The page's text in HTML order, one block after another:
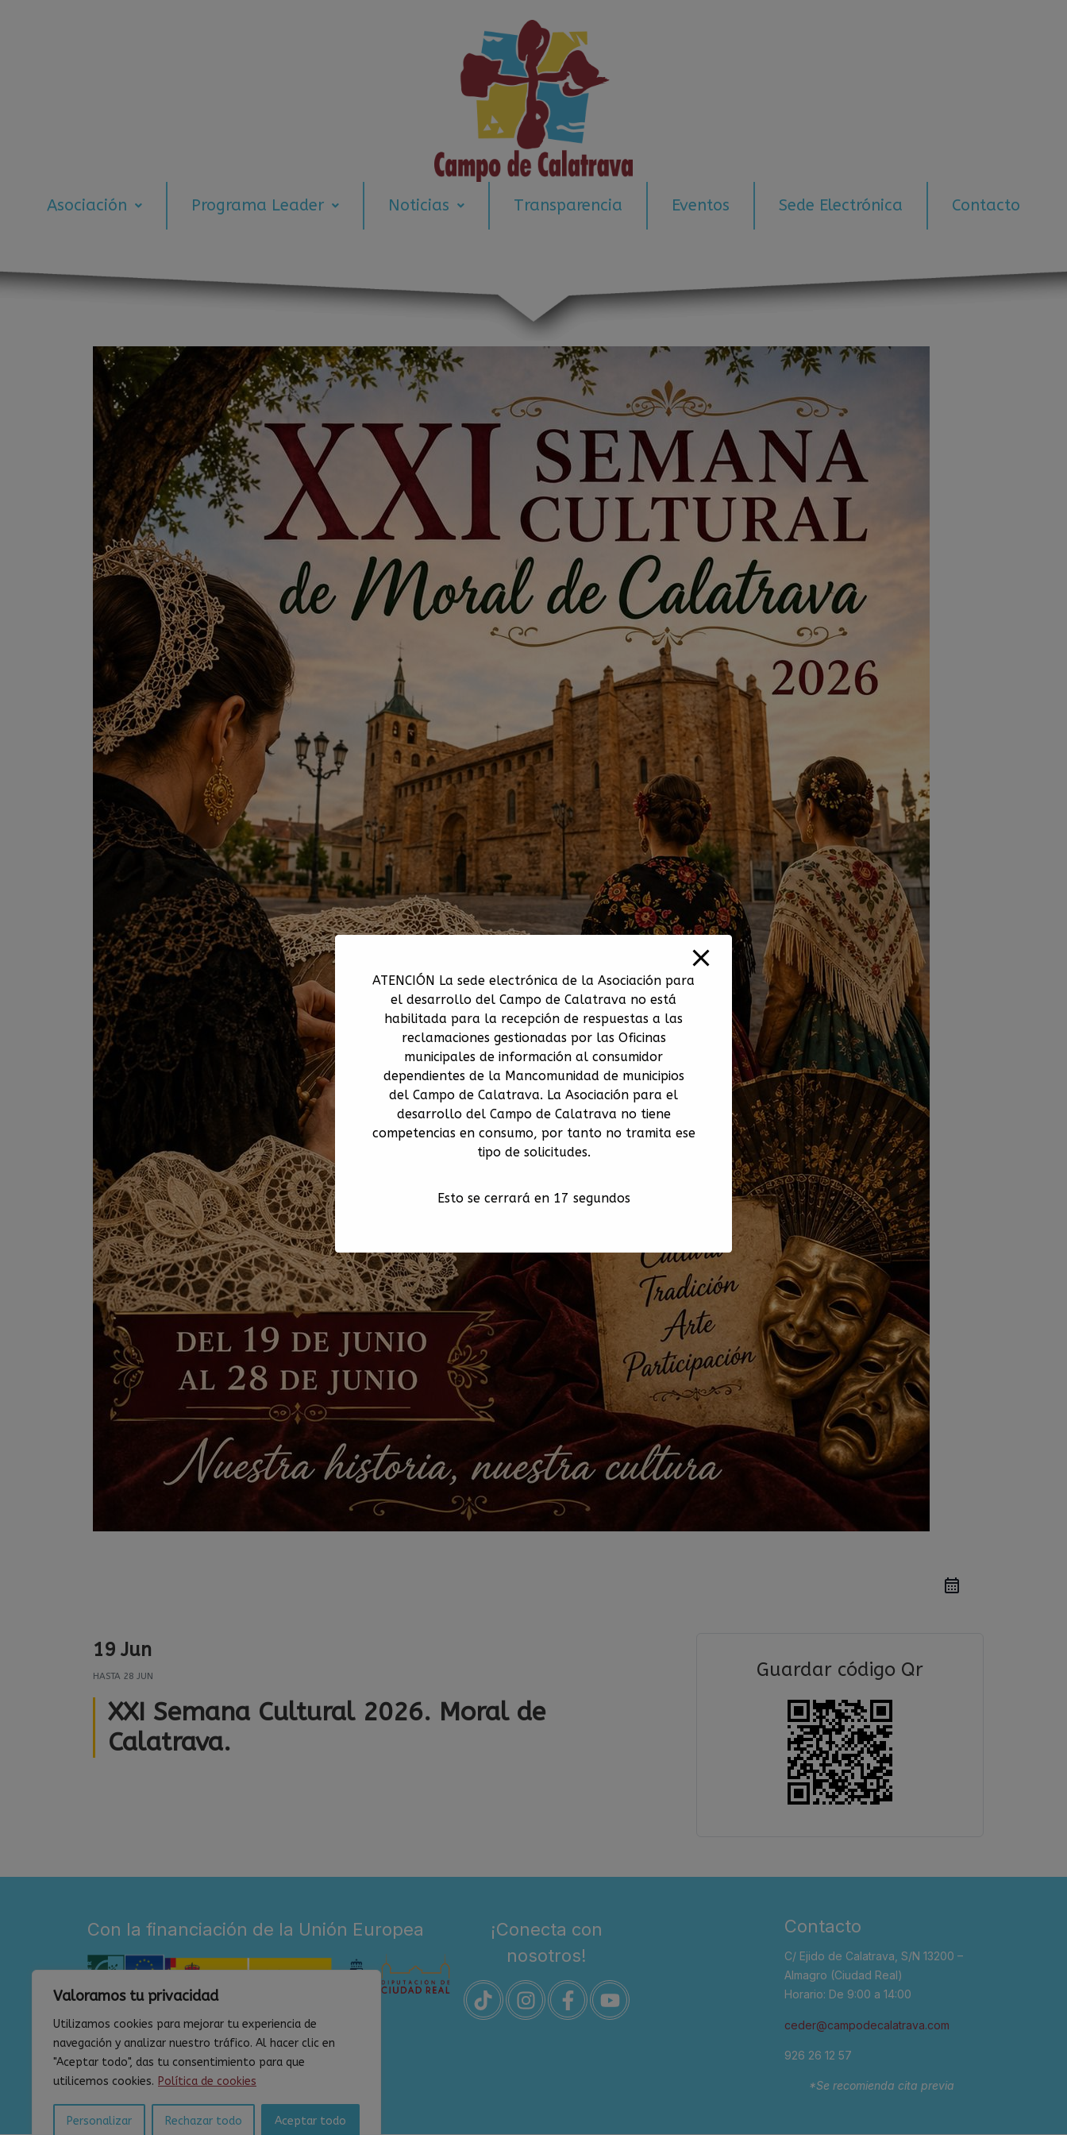
Valoramos tu privacidad
Utilizamos cookies para mejorar tu experiencia de
navegación y analizar nuestro tráfico. Al hacer clic en
"Aceptar todo", das tu consentimiento para que
utilicemos cookies. Política de cookies
Personalizar Rechazar todo Aceptar todo
Asociación Programa Leader Noticias Transparencia Eventos Sede Electrónica Contacto
19 Jun
HASTA 28 JUN
XXI Semana Cultural 2026. Moral de
Calatrava.
Guardar código Qr
Con la financiación de la Unión Europea
¡Conecta con
nosotros!
Contacto
C/ Ejido de Calatrava, S/N 13200 –
Almagro (Ciudad Real)
Horario: De 9:00 a 14:00
ceder@campodecalatrava.com
926 26 12 57
*Se recomienda cita previa
ATENCIÓN La sede electrónica de la Asociación para
el desarrollo del Campo de Calatrava no está
habilitada para la recepción de respuestas a las
reclamaciones gestionadas por las Oficinas
municipales de información al consumidor
dependientes de la Mancomunidad de municipios
del Campo de Calatrava. La Asociación para el
desarrollo del Campo de Calatrava no tiene
competencias en consumo, por tanto no tramita ese
tipo de solicitudes.
Esto se cerrará en 15 segundos